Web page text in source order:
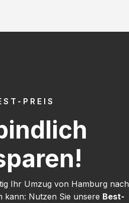
PREIS
Ihr Umzug von Hamburg nach
kann: Nutzen Sie unsere Best-